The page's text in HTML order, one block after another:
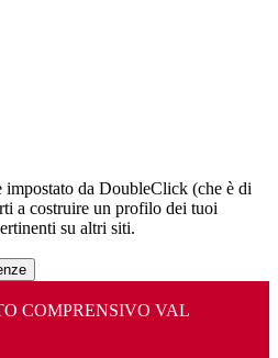
impostato da DoubleClick (che è di
a costruire un profilo dei tuoi
su altri siti.
COMPRENSIVO VAL